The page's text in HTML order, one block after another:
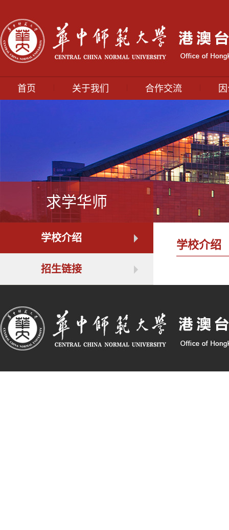
首页 关于我们 合作交流
求学华师
学校介绍
招生链接
学校介绍